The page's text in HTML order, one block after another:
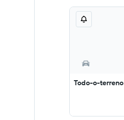
Todo-o-terreno